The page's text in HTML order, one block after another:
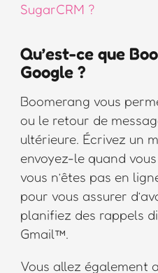
SugarCRM ?
Qu’est-ce que
Google ?
Boomerang vous
ou le retour de
ultérieure. Écrivez un
envoyez-le quand
vous n’êtes pas en
pour vous assurer
planifiez des rappels
Gmail™.
Vous allez également